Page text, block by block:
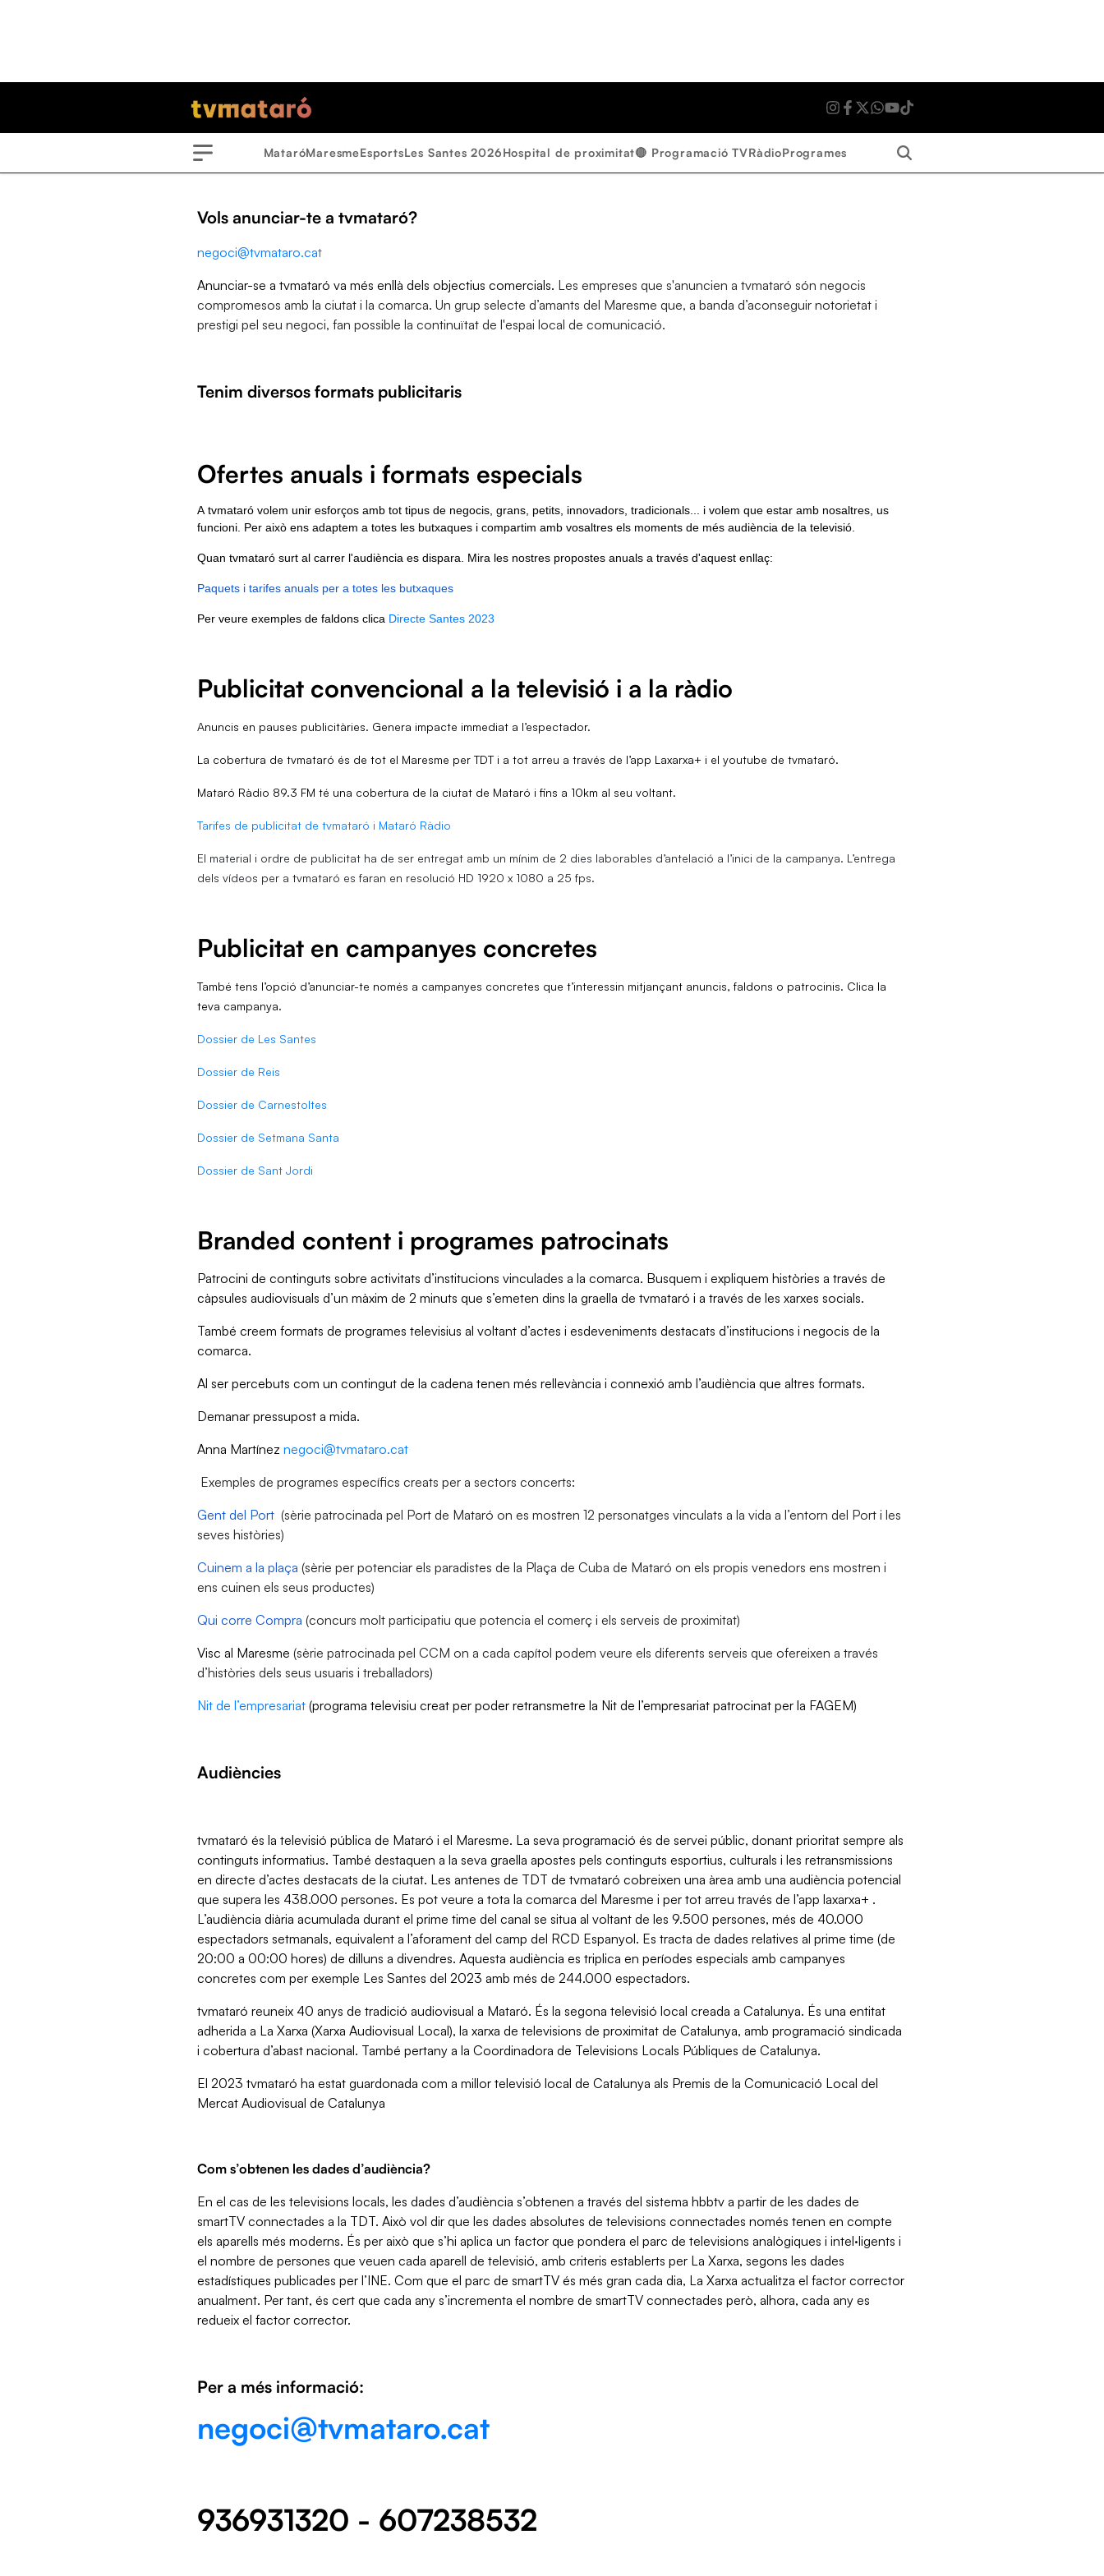
Menu
MataróMaresmeEsportsLes Santes 2026Hospital de proximitat🔴 Programació TVRàdioProgrames Search
Vols anunciar-te a tvmataró?
negoci@tvmataro.cat
Anunciar-se a tvmataró va més enllà dels objectius comercials. Les empreses que s'anuncien a tvmataró són negocis
compromesos amb la ciutat i la comarca. Un grup selecte d’amants del Maresme que, a banda d’aconseguir notorietat i
prestigi pel seu negoci, fan possible la continuïtat de l'espai local de comunicació.
Tenim diversos formats publicitaris
Ofertes anuals i formats especials
A tvmataró volem unir esforços amb tot tipus de negocis, grans, petits, innovadors, tradicionals... i volem que estar amb nosaltres, us
funcioni. Per això ens adaptem a totes les butxaques i compartim amb vosaltres els moments de més audiència de la televisió.
Quan tvmataró surt al carrer l'audiència es dispara. Mira les nostres propostes anuals a través d'aquest enllaç:
Paquets i tarifes anuals per a totes les butxaques
Per veure exemples de faldons clica Directe Santes 2023
Publicitat convencional a la televisió i a la ràdio
Anuncis en pauses publicitàries. Genera impacte immediat a l’espectador.
La cobertura de tvmataró és de tot el Maresme per TDT i a tot arreu a través de l’app Laxarxa+ i el youtube de tvmataró.
Mataró Ràdio 89.3 FM té una cobertura de la ciutat de Mataró i fins a 10km al seu voltant.
Tarifes de publicitat de tvmataró i Mataró Ràdio
El material i ordre de publicitat ha de ser entregat amb un mínim de 2 dies laborables d’antelació a l’inici de la campanya. L’entrega
dels vídeos per a tvmataró es faran en resolució HD 1920 x 1080 a 25 fps.
Publicitat en campanyes concretes
També tens l’opció d’anunciar-te només a campanyes concretes que t’interessin mitjançant anuncis, faldons o patrocinis. Clica la
teva campanya.
Dossier de Les Santes
Dossier de Reis
Dossier de Carnestoltes
Dossier de Setmana Santa
Dossier de Sant Jordi
Branded content i programes patrocinats
Patrocini de continguts sobre activitats d’institucions vinculades a la comarca. Busquem i expliquem històries a través de
càpsules audiovisuals d’un màxim de 2 minuts que s’emeten dins la graella de tvmataró i a través de les xarxes socials.
També creem formats de programes televisius al voltant d’actes i esdeveniments destacats d’institucions i negocis de la
comarca.
Al ser percebuts com un contingut de la cadena tenen més rellevància i connexió amb l’audiència que altres formats.
Demanar pressupost a mida.
Anna Martínez negoci@tvmataro.cat
Exemples de programes específics creats per a sectors concerts:
Gent del Port (sèrie patrocinada pel Port de Mataró on es mostren 12 personatges vinculats a la vida a l’entorn del Port i les
seves històries)
Cuinem a la plaça (sèrie per potenciar els paradistes de la Plaça de Cuba de Mataró on els propis venedors ens mostren i
ens cuinen els seus productes)
Qui corre Compra (concurs molt participatiu que potencia el comerç i els serveis de proximitat)
Visc al Maresme (sèrie patrocinada pel CCM on a cada capítol podem veure els diferents serveis que ofereixen a través
d’històries dels seus usuaris i treballadors)
Nit de l’empresariat (programa televisiu creat per poder retransmetre la Nit de l’empresariat patrocinat per la FAGEM)
Audiències
tvmataró és la televisió pública de Mataró i el Maresme. La seva programació és de servei públic, donant prioritat sempre als
continguts informatius. També destaquen a la seva graella apostes pels continguts esportius, culturals i les retransmissions
en directe d’actes destacats de la ciutat. Les antenes de TDT de tvmataró cobreixen una àrea amb una audiència potencial
que supera les 438.000 persones. Es pot veure a tota la comarca del Maresme i per tot arreu través de l’app laxarxa+ .
L’audiència diària acumulada durant el prime time del canal se situa al voltant de les 9.500 persones, més de 40.000
espectadors setmanals, equivalent a l’aforament del camp del RCD Espanyol. Es tracta de dades relatives al prime time (de
20:00 a 00:00 hores) de dilluns a divendres. Aquesta audiència es triplica en períodes especials amb campanyes
concretes com per exemple Les Santes del 2023 amb més de 244.000 espectadors.
tvmataró reuneix 40 anys de tradició audiovisual a Mataró. És la segona televisió local creada a Catalunya. És una entitat
adherida a La Xarxa (Xarxa Audiovisual Local), la xarxa de televisions de proximitat de Catalunya, amb programació sindicada
i cobertura d’abast nacional. També pertany a la Coordinadora de Televisions Locals Públiques de Catalunya.
El 2023 tvmataró ha estat guardonada com a millor televisió local de Catalunya als Premis de la Comunicació Local del
Mercat Audiovisual de Catalunya
Com s’obtenen les dades d’audiència?
En el cas de les televisions locals, les dades d’audiència s’obtenen a través del sistema hbbtv a partir de les dades de
smartTV connectades a la TDT. Això vol dir que les dades absolutes de televisions connectades només tenen en compte
els aparells més moderns. És per això que s’hi aplica un factor que pondera el parc de televisions analògiques i intel·ligents i
el nombre de persones que veuen cada aparell de televisió, amb criteris establerts per La Xarxa, segons les dades
estadístiques publicades per l’INE. Com que el parc de smartTV és més gran cada dia, La Xarxa actualitza el factor corrector
anualment. Per tant, és cert que cada any s’incrementa el nombre de smartTV connectades però, alhora, cada any es
redueix el factor corrector.
Per a més informació:
negoci@tvmataro.cat
936931320 - 607238532